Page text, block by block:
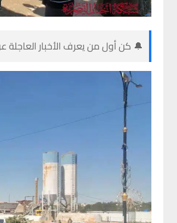
🔔 كن أول من يعرف الأخبار العاجلة